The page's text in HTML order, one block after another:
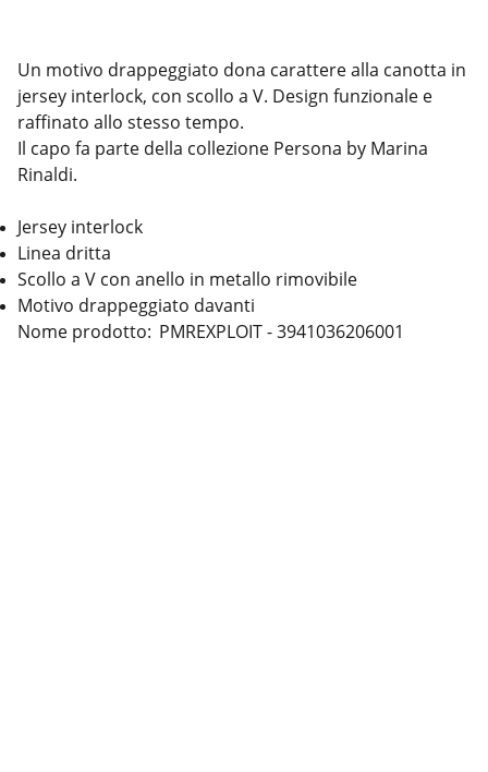
Un motivo drappeggiato dona carattere alla canotta in
jersey interlock, con scollo a V. Design funzionale e
raffinato allo stesso tempo.
Il capo fa parte della collezione Persona by Marina
Rinaldi.
Jersey interlock
Linea dritta
Scollo a V con anello in metallo rimovibile
Motivo drappeggiato davanti
Nome prodotto: PMREXPLOIT - 3941036206001